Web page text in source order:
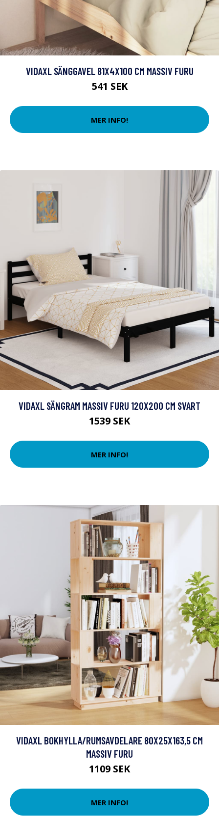
VIDAXL SÄNGGAVEL 81X4X100 CM MASSIV FURU
541 SEK
MER INFO!
VIDAXL SÄNGRAM MASSIV FURU 120X200 CM SVART
1539 SEK
MER INFO!
VIDAXL BOKHYLLA/RUMSAVDELARE 80X25X163,5 CM
MASSIV FURU
1109 SEK
MER INFO!